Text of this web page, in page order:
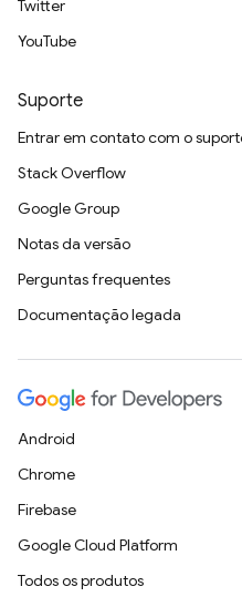
Twitter
YouTube
Suporte
Entrar em contato com o
Stack Overflow
Google Group
Notas da versão
Perguntas frequentes
Documentação legada
Android
Chrome
Firebase
Google Cloud Platform
Todos os produtos